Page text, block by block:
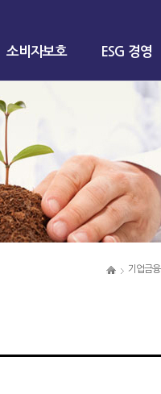
소비자보호 ESG 경영
기업금융